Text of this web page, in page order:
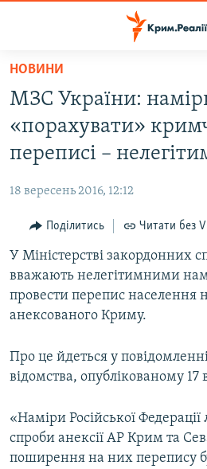
Перейти
основного
матеріалу
Перейти
до
основної
навігації
Перейти
пошуку
ВОДА.КРИМ
ВІДЕО ТА ФОТО
БЛОГИ
ПОГЛЯД
ІНТЕРВ'Ю
СПЕЦПРОЕКТИ
ВІДЕОУРОКИ «ELIFBE»
УКРАЇНСЬКА ПРОБЛЕМА КРИМУ
ІНФОГРАФІКА
Русский
Qırımtatar
ДОЛУЧАЙСЯ!
НОВИНИ
МЗС України:
«порахувати»
переписі –
18 вересень 2016, 12:12
Поділитись Читати без
У Міністерстві закордонних
вважають нелегітимними
провести перепис населення
анексованого Криму.
Про це йдеться у
відомства, опублікованому 17
«Наміри Російської Федерації
спроби анексії АР Крим та
поширення на них перепису